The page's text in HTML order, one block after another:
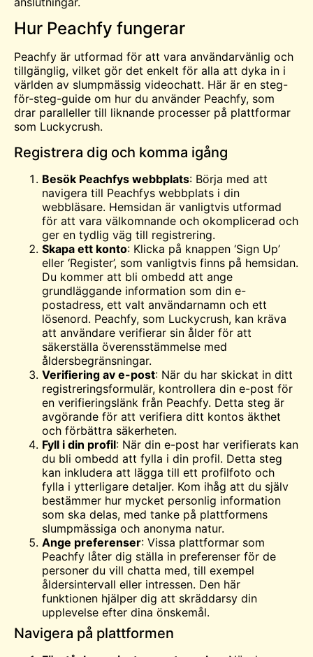
Hur Peachfy fungerar
Peachfy är utformad för att vara användarvänlig och
tillgänglig, vilket gör det enkelt för alla att dyka in i
världen av slumpmässig videochatt. Här är en steg-
för-steg-guide om hur du använder Peachfy, som
drar paralleller till liknande processer på plattformar
som Luckycrush.
Registrera dig och komma igång
Besök Peachfys webbplats: Börja med att
navigera till Peachfys webbplats i din
webbläsare. Hemsidan är vanligtvis utformad
för att vara välkomnande och okomplicerad och
ger en tydlig väg till registrering.
Skapa ett konto: Klicka på knappen ‘Sign Up’
eller ‘Register’, som vanligtvis finns på hemsidan.
Du kommer att bli ombedd att ange
grundläggande information som din e-
postadress, ett valt användarnamn och ett
lösenord. Peachfy, som Luckycrush, kan kräva
att användare verifierar sin ålder för att
säkerställa överensstämmelse med
åldersbegränsningar.
Verifiering av e-post: När du har skickat in ditt
registreringsformulär, kontrollera din e-post för
en verifieringslänk från Peachfy. Detta steg är
avgörande för att verifiera ditt kontos äkthet
och förbättra säkerheten.
Fyll i din profil: När din e-post har verifierats kan
du bli ombedd att fylla i din profil. Detta steg
kan inkludera att lägga till ett profilfoto och
fylla i ytterligare detaljer. Kom ihåg att du själv
bestämmer hur mycket personlig information
som ska delas, med tanke på plattformens
slumpmässiga och anonyma natur.
Ange preferenser: Vissa plattformar som
Peachfy låter dig ställa in preferenser för de
personer du vill chatta med, till exempel
åldersintervall eller intressen. Den här
funktionen hjälper dig att skräddarsy din
upplevelse efter dina önskemål.
Navigera på plattformen